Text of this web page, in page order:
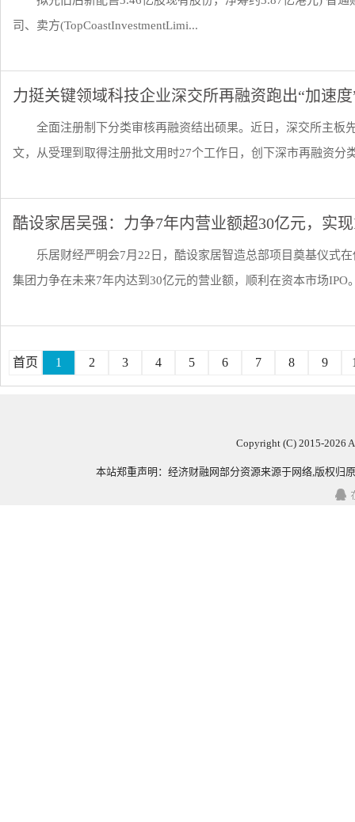
司、卖方(TopCoastInvestmentLimi...
力挺关键领域科技企业深交所再融资跑出“加速度
全面注册制下分类审核再融资结出硕果。近日，深交所主板
文，从受理到取得注册批文用时27个工作日，创下深市再融资分
酷设家居吴强：力争7年内营业额超30亿元，实
乐居财经严明会7月22日，酷设家居智造总部项目奠基仪式
集团力争在未来7年内达到30亿元的营业额，顺利在资本市场IPO
首页 1 2 3 4 5 6 7 8 9
Copyright (C) 2015-2026
本站郑重声明： 经济财融网部分资源来源于网络,版权归